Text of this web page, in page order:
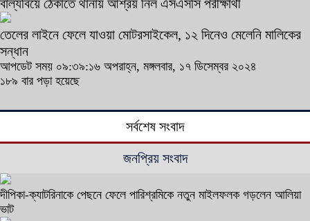
বাল্যবিয়ে ঠেকাতে থানায় আশ্রয় নিল এসএসসি পরীক্ষার্থী
তেলের লাইনে ফেলে যাওয়া মোটরসাইকেল, ১২ দিনেও মেলেনি মালিকের
সন্ধান
আপডেট সময় ০৯:৩৯:১৬ অপরাহ্ন, মঙ্গলবার, ১৭ ডিসেম্বর ২০২৪
১৮৯ বার পড়া হয়েছে
সর্বশেষ সংবাদ
জনপ্রিয় সংবাদ
দীপিকা-ক্যাটরিনাকে পেছনে ফেলে পারিশ্রমিকে নতুন মাইলফলক গড়লেন আলিয়া
ভাট